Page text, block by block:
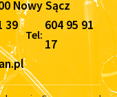
Nowy Sącz
39
Tel:
604 95 91
17